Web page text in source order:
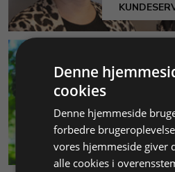
MILJØ &
Denne
cookies
Denne hjemmeside
forbedre
vores hjemmeside giver
alle cookies i